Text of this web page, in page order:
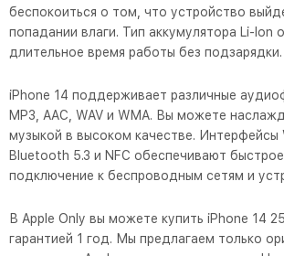
беспокоиться о том, что устройство
попадании влаги. Тип аккумулятора Li-Ion
длительное время работы без подзарядки.
iPhone 14 поддерживает различные
MP3, AAC, WAV и WMA. Вы можете
музыкой в высоком качестве. Интерфейсы
Bluetooth 5.3 и NFC обеспечивают
подключение к беспроводным сетям и
В Apple Only вы можете купить iPhone 14
гарантией 1 год. Мы предлагаем только